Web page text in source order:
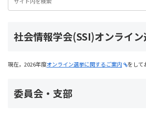
社会情報学会(SSI)オンライ
現在，2026年度オンライン選挙に関するご案内 をして
委員会・支部